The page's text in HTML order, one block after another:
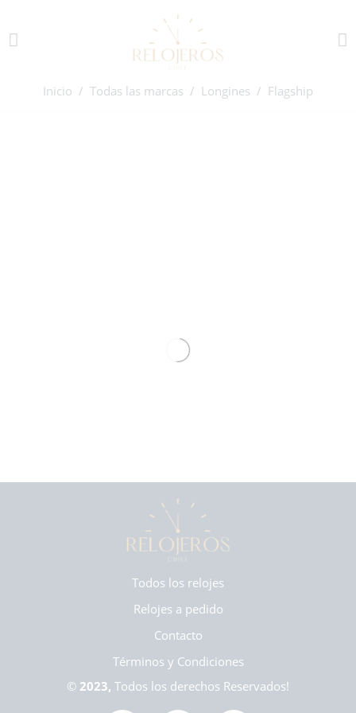
Inicio / Todas las marcas / Longines / Flagship
Todos los relojes
Relojes a pedido
Contacto
Términos y Condiciones
© 2023, Todos los derechos Reservados!